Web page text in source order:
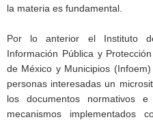
la materia es fundamental.
Por lo anterior el Instituto
Información Pública y
de México y Municipios
personas interesadas un
los documentos normativos
mecanismos implementados